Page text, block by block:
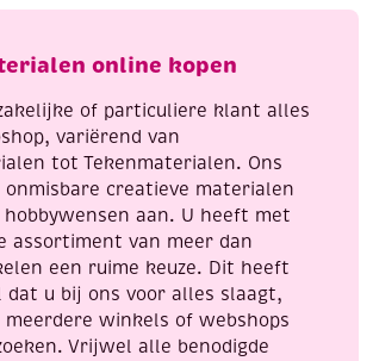
aantal
online kopen
of particuliere klant alles
variërend van
tot Tekenmaterialen. Ons
onmisbare creatieve materialen
aan. U heeft met
assortiment van meer dan
een ruime keuze. Dit heeft
dat u bij ons voor alles slaagt,
winkels of webshops
Vrijwel alle benodigde